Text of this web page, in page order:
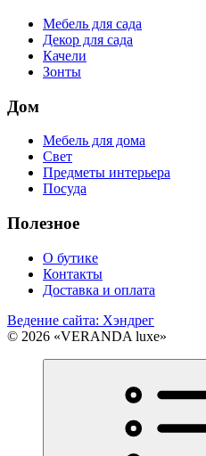
Мебель для сада
Декор для сада
Качели
Зонты
Дом
Мебель для дома
Свет
Предметы интерьера
Посуда
Полезное
О бутике
Контакты
Доставка и оплата
Ведение сайта: Хэндрег
© 2026 «VERANDA luxe»